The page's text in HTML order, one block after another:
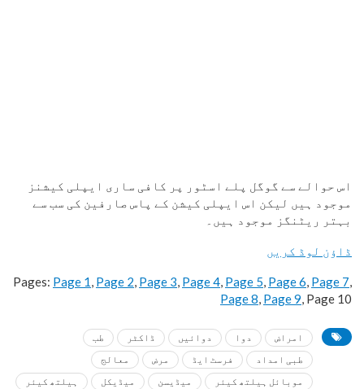
اس حوالے سے گوگل پلے اسٹور پر کافی ساری ایپلی کیشنز
موجود ہیں لیکن اس ایپلی کیشن کے پاس صارفین کی سب سے
بہتر ریٹنگز موجود ہیں۔
ڈاؤن لوڈ کریں
Pages: Page 1, Page 2, Page 3, Page4, Page 5, Page6, Page 7,
Page8, Page9, Page 10
امراض دوا دوائیں ڈاکٹر
طب
طبی امداد
فرسٹ ایڈ مرض
معالج
موبائل ہیلتھ کیئر
میڈیسن میڈیکل ہیلتھ کیئر